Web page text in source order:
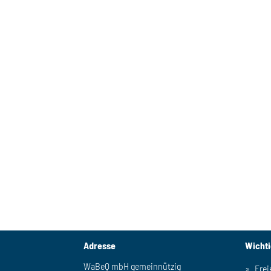
Adresse
WaBeQ mbH gemeinnützig